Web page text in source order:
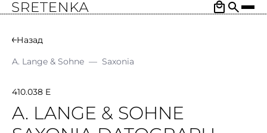
Назад
A. Lange & Sohne — Saxonia
410.038 E
A. LANGE & SOHNE